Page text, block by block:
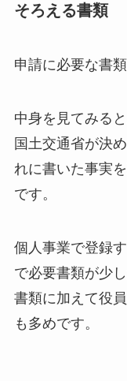
そろえる書類
申請に必要な書
中身を見てみる
国土交通省が決
れに書いた事実
です。
個人事業で登録
で必要書類が少
書類に加えて役
も多めです。